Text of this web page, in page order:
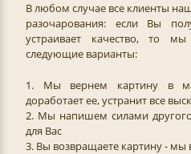
В любом случае все клиенты
разочарования: если Вы
устраивает качество, то
следующие варианты:
1. Мы вернем картину в
доработает ее, устранит все
2. Мы напишем силами
для Вас
3. Вы возвращаете картину -